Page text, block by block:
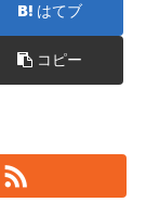
はてブ
コピー